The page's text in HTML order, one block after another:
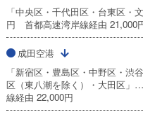
「中央区・千代田区・台東区
円 首都高速湾岸線経由 21,000
成田空港
「新宿区・豊島区・中野区・渋
区（東八潮を除く）・大田区
線経由 22,000円